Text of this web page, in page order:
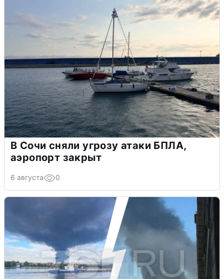
В Сочи сняли угрозу атаки БПЛА,
аэропорт закрыт
6 августа 0